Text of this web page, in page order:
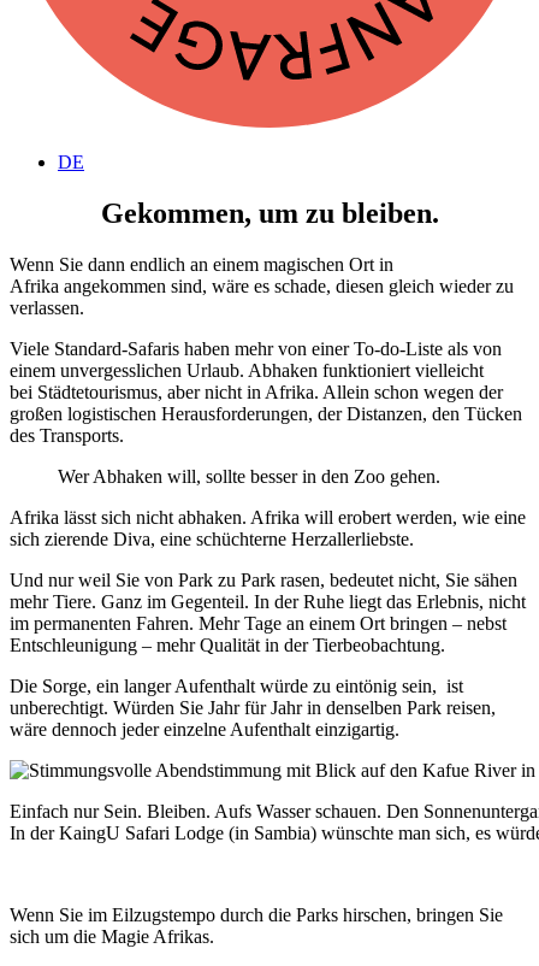
DE
Gekommen, um zu bleiben.
Wenn Sie dann endlich an einem magischen Ort in
Afrika angekommen sind, wäre es schade, diesen gleich wieder zu
verlassen.
Viele Standard-Safaris haben mehr von einer To-do-Liste als von
einem unvergesslichen Urlaub. Abhaken funktioniert vielleicht
bei Städtetourismus, aber nicht in Afrika. Allein schon wegen der
großen logistischen Herausforderungen, der Distanzen, den Tücken
des Transports.
Wer Abhaken will, sollte besser in den Zoo gehen.
Afrika lässt sich nicht abhaken. Afrika will erobert werden, wie eine
sich zierende Diva, eine schüchterne Herzallerliebste.
Und nur weil Sie von Park zu Park rasen, bedeutet nicht, Sie sähen
mehr Tiere. Ganz im Gegenteil. In der Ruhe liegt das Erlebnis, nicht
im permanenten Fahren. Mehr Tage an einem Ort bringen – nebst
Entschleunigung – mehr Qualität in der Tierbeobachtung.
Die Sorge, ein langer Aufenthalt würde zu eintönig sein, ist
unberechtigt. Würden Sie Jahr für Jahr in denselben Park reisen,
wäre dennoch jeder einzelne Aufenthalt einzigartig.
Einfach nur Sein. Bleiben. Aufs Wasser schauen. Den
In der KaingU Safari Lodge (in Sambia) wünschte man sich, es
Wenn Sie im Eilzugstempo durch die Parks hirschen, bringen Sie
sich um die Magie Afrikas.